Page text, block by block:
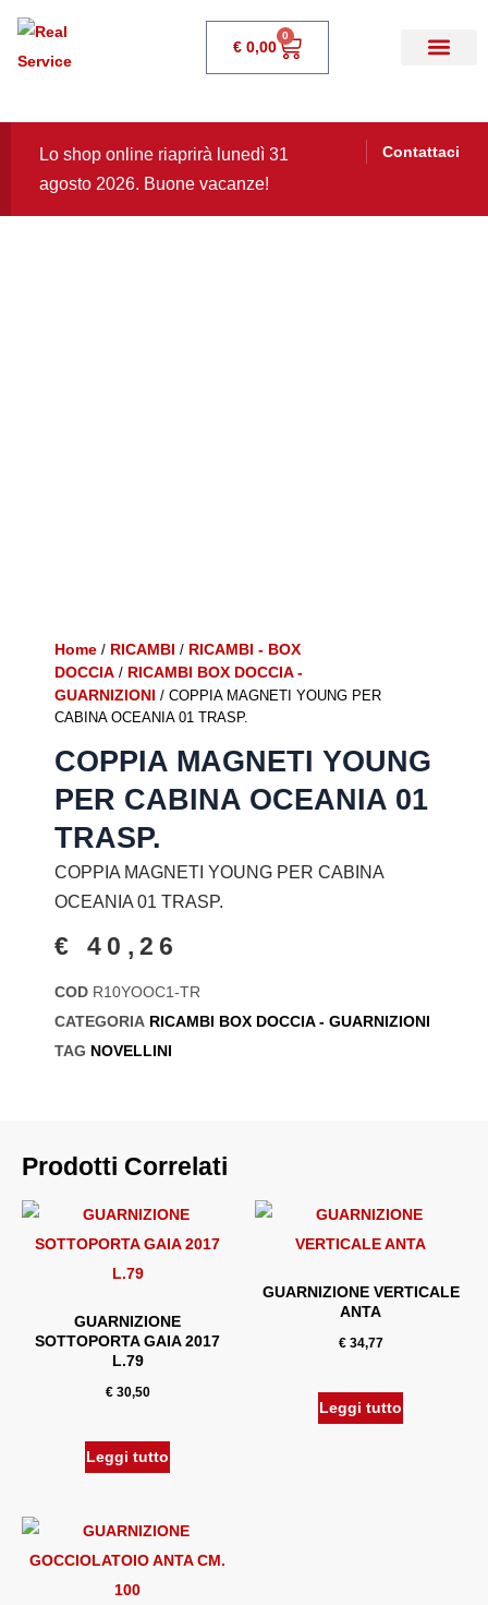
€ 0,00
0
Contattaci
Lo shop online riaprirà lunedì 31
agosto 2026. Buone vacanze!
Home / RICAMBI / RICAMBI - BOX
DOCCIA / RICAMBI BOX DOCCIA -
GUARNIZIONI / COPPIA MAGNETI YOUNG PER
CABINA OCEANIA 01 TRASP.
COPPIA MAGNETI YOUNG
PER CABINA OCEANIA 01
TRASP.
COPPIA MAGNETI YOUNG PER CABINA
OCEANIA 01 TRASP.
€ 40,26
COD R10YOOC1-TR
CATEGORIA RICAMBI BOX DOCCIA - GUARNIZIONI
TAG NOVELLINI
Prodotti Correlati
GUARNIZIONE
SOTTOPORTA GAIA 2017
L.79
€30,50
Leggi tutto
GUARNIZIONE VERTICALE
ANTA
€34,77
Leggi tutto